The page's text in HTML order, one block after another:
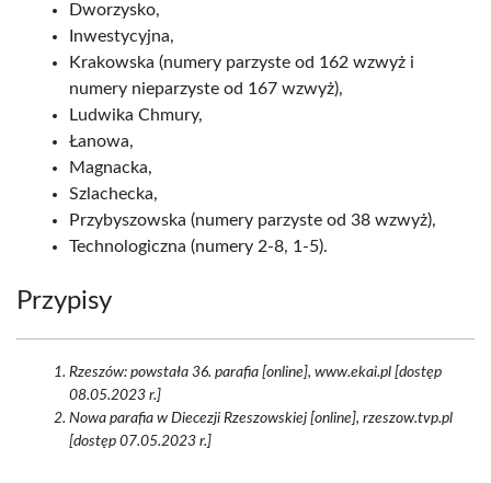
Dworzysko,
Inwestycyjna,
Krakowska (numery parzyste od 162 wzwyż i
numery nieparzyste od 167 wzwyż),
Ludwika Chmury,
Łanowa,
Magnacka,
Szlachecka,
Przybyszowska (numery parzyste od 38 wzwyż),
Technologiczna (numery 2-8, 1-5).
Przypisy
Rzeszów: powstała 36. parafia [online], www.ekai.pl [dostęp
08.05.2023 r.]
Nowa parafia w Diecezji Rzeszowskiej [online], rzeszow.tvp.pl
[dostęp 07.05.2023 r.]